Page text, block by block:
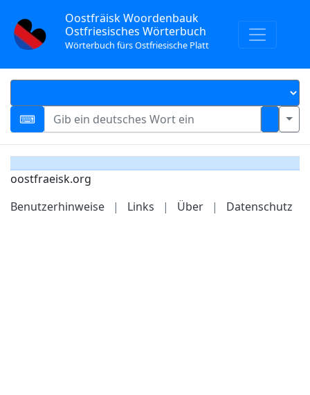
Oostfräisk Woordenbauk
Ostfriesisches Wörterbuch
Wörterbuch fürs Ostfriesische Platt
oostfraeisk.org
Benutzerhinweise
| Links | Über | Datenschutz